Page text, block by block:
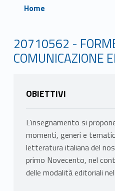
Home
20710562 -
COMUNICAZIONE
OBIETTIVI
L’insegnamento si
momenti, generi e
letteratura italiana del
primo Novecento, nel
delle modalità editoriali